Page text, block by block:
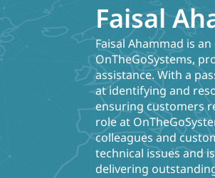
Faisal
Faisal Ahammad is
OnTheGoSystems,
assistance. With a
at identifying and
ensuring customers
role at
colleagues and
technical issues and
delivering